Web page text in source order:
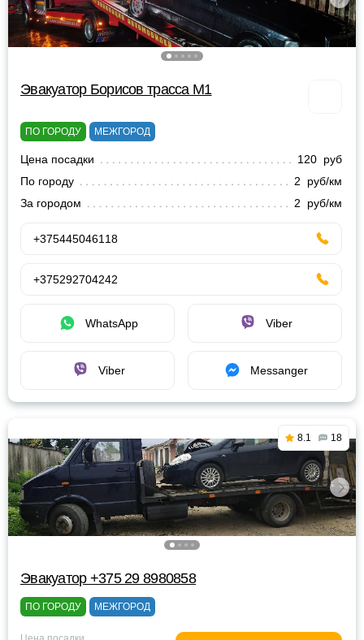
Эвакуатор Борисов трасса М1
ПО ГОРОДУ МЕЖГОРОД
Цена посадки
120 руб
По городу
2 руб/км
За городом
2 руб/км
+375445046118
+375292704242
WhatsApp Viber
Viber Messanger
8.1 18
Эвакуатор +375 29 8980858
ПО ГОРОДУ МЕЖГОРОД